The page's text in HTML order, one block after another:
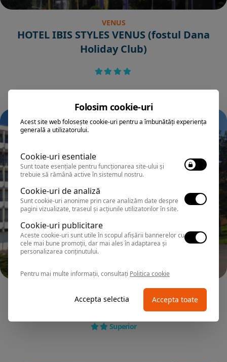
VENUS
HOTEL IBIS STYLES VENUS (fostul Dana
Holiday Club)
Hotel MURES
Superior
Folosim cookie-uri
Acest site web folosește cookie-uri pentru a îmbunătăți experiența
generală a utilizatorului.
Cookie-uri esentiale
Sunt toate esențiale pentru funcționarea site-ului și
trebuie să rămână active în sistemul nostru.
Cookie-uri de analiză
Sunt cookie-uri anonime prin care analizăm date despre
pagini vizualizate, traseul și acțiunile utilizatorilor în site.
Cookie-uri publicitare
Aceste cookie-uri sunt utile în scopul afișării bannerelor cu
cele mai bune promoții, dar mai ales în adaptarea și
personalizarea conținutului.
Pentru mai multe informații, consultați Politica cookie
Accepta selectia Accepta toate